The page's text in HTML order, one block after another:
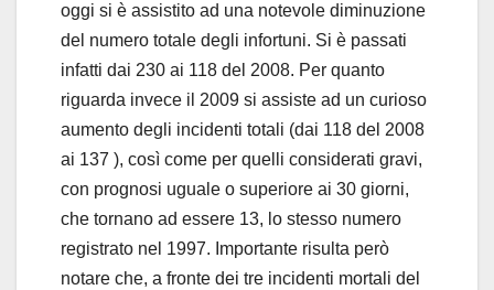
oggi si è assistito ad una notevole diminuzione
del numero totale degli infortuni. Si è passati
infatti dai 230 ai 118 del 2008. Per quanto
riguarda invece il 2009 si assiste ad un curioso
aumento degli incidenti totali (dai 118 del 2008
ai 137 ), così come per quelli considerati gravi,
con prognosi uguale o superiore ai 30 giorni,
che tornano ad essere 13, lo stesso numero
registrato nel 1997. Importante risulta però
notare che, a fronte dei tre incidenti mortali del